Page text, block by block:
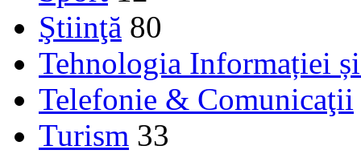
Ştiinţă 80
Tehnologia Informației
Telefonie & Comunicaţii
Turism 33